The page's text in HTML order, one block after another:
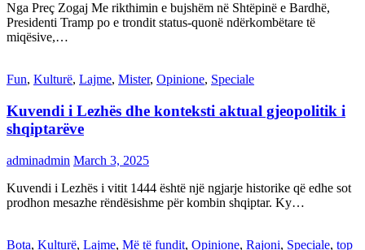
Nga Preç Zogaj Me rikthimin e bujshëm në Shtëpinë e Bardhë,
Presidenti Tramp po e trondit status-quonë ndërkombëtare të
miqësive,…
Fun, Kulturë, Lajme, Mister, Opinione, Speciale
Kuvendi i Lezhës dhe konteksti aktual gjeopolitik i
shqiptarëve
adminadmin March 3, 2025
Kuvendi i Lezhës i vitit 1444 është një ngjarje historike që edhe sot
prodhon mesazhe rëndësishme për kombin shqiptar. Ky…
Bota, Kulturë, Lajme, Më të fundit, Opinione, Rajoni, Speciale, top